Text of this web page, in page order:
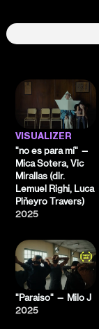
VISUALIZER
"no es para mí" —
Mica Sotera, Vic
Mirallas (dir.
Lemuel Righi, Luca
Piñeyro Travers)
2025
"Paraiso" — Milo J
2025